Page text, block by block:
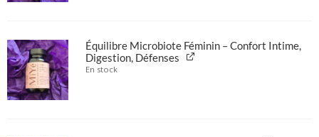
Équilibre Microbiote Féminin – Confort Intime,
Digestion, Défenses
En stock